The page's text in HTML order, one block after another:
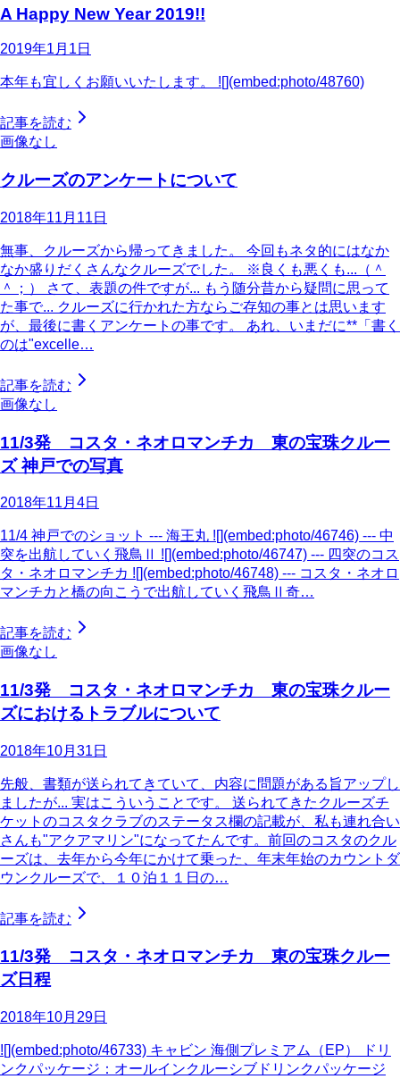
A Happy New Year 2019!!
2019年1月1日
本年も宜しくお願いいたします。 ![](embed:photo/48760)
記事を読む
画像なし
クルーズのアンケートについて
2018年11月11日
無事、クルーズから帰ってきました。 今回もネタ的にはなか
なか盛りだくさんなクルーズでした。 ※良くも悪くも...（＾
＾；） さて、表題の件ですが... もう随分昔から疑問に思って
た事で... クルーズに行かれた方ならご存知の事とは思います
が、最後に書くアンケートの事です。 あれ、いまだに**「書く
のは"excelle…
記事を読む
画像なし
11/3発 コスタ・ネオロマンチカ 東の宝珠クルー
ズ 神戸での写真
2018年11月4日
11/4 神戸でのショット --- 海王丸 ![](embed:photo/46746) --- 中
突を出航していく飛鳥Ⅱ ![](embed:photo/46747) --- 四突のコス
タ・ネオロマンチカ ![](embed:photo/46748) --- コスタ・ネオロ
マンチカと橋の向こうで出航していく飛鳥Ⅱ奇…
記事を読む
画像なし
11/3発 コスタ・ネオロマンチカ 東の宝珠クルー
ズにおけるトラブルについて
2018年10月31日
先般、書類が送られてきていて、内容に問題がある旨アップし
ましたが... 実はこういうことです。 送られてきたクルーズチ
ケットのコスタクラブのステータス欄の記載が、私も連れ合い
さんも"アクアマリン"になってたんです。前回のコスタのクル
ーズは、去年から今年にかけて乗った、年末年始のカウントダ
ウンクルーズで、１０泊１１日の…
記事を読む
11/3発 コスタ・ネオロマンチカ 東の宝珠クルー
ズ日程
2018年10月29日
![](embed:photo/46733) キャビン 海側プレミアム（EP） ドリ
ンクパッケージ：オールインクルーシブドリンクパッケージ